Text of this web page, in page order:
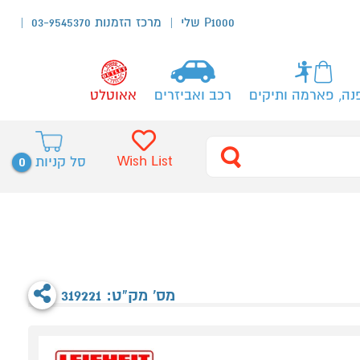
P1000 שלי מרכז הזמנות 03-9545370
פארמה ותיקים רכב ואביזרים אאוטלט
סל קניות 0 Wish List
מס' מק"ט: 319221